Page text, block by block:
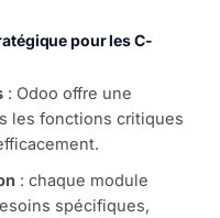
pour les C-
: Odoo offre une
les fonctions critiques
: chaque module
spécifiques,